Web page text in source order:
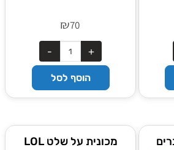
₪70
הוסף לסל
מכונית על שלט LOL